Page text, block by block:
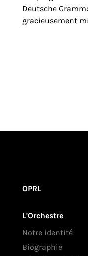
Deutsche
gracieusement
OPRL
L'Orchestre
Notre identité
Biographie